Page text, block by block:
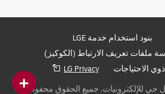
بنود استخدام خدمة LGE
ملفات تعريف الارتباط (الكوكيز)
الاحتياجات
LG Privacy